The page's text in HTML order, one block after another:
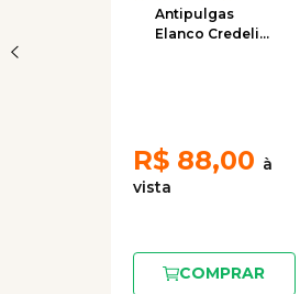
Antipulgas
Elanco Credeli
R$ 88,00
COMPRAR